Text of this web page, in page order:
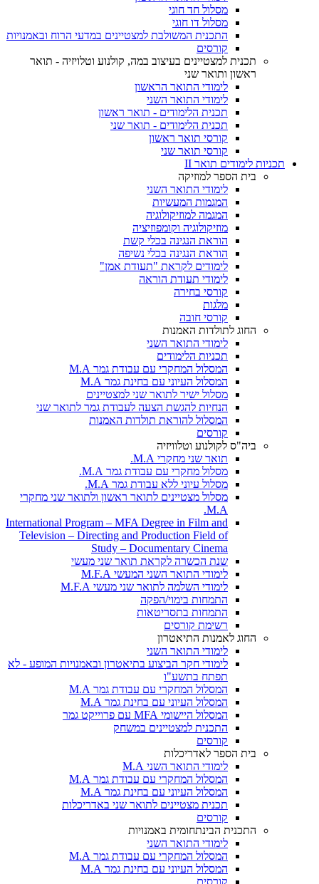
מסלול חד חוגי
מסלול דו חוגי
התכנית המשולבת למצטיינים במדעי הרוח ובאמנויות
קורסים
תכנית למצטיינים בעיצוב במה, קולנוע וטלויזיה - תואר
ראשון ותואר שני
לימודי התואר הראשון
לימודי התואר השני
תכנית הלימודים - תואר ראשון
תכנית הלימודים - תואר שני
קורסי תואר ראשון
קורסי תואר שני
תכניות לימודים תואר II
בית הספר למוזיקה
לימודי התואר השני
המגמות המעשיות
המגמה למוזיקולוגיה
מוזיקולוגיה וקומפוזיציה
הוראת הנגינה בכלי קשת
הוראת הנגינה בכלי נשיפה
לימודים לקראת "תעודת אמן"
לימודי תעודת הוראה
קורסי בחירה
מלגות
קורסי חובה
החוג לתולדות האמנות
לימודי התואר השני
תכניות הלימודים
המסלול המחקרי עם עבודת גמר M.A
המסלול העיוני עם בחינת גמר M.A
מסלול ישיר לתואר שני למצטיינים
הנחיות להגשת הצעה לעבודת גמר לתואר שני
המסלול להוראת תולדות האמנות
קורסים
ביה"ס לקולנוע וטלוויזיה
תואר שני מחקרי M.A.
מסלול מחקרי עם עבודת גמר M.A.
מסלול עיוני ללא עבודת גמר M.A.
מסלול מצטיינים לתואר ראשון ולתואר שני מחקרי
M.A.
International Program – MFA Degree in Film and
Television – Directing and Production Field of
Study – Documentary Cinema
שנת הכשרה לקראת תואר שני מעשי
לימודי התואר השני המעשי M.F.A
לימודי השלמה לתואר שני מעשי M.F.A
התמחות בימוי/הפקה
התמחות בתסריטאות
רשימת קורסים
החוג לאמנות התיאטרון
לימודי התואר השני
לימודי חקר הביצוע בתיאטרון ובאמנויות המופע - לא
תפתח בתשע"ו
המסלול המחקרי עם עבודת גמר M.A
המסלול העיוני עם בחינת גמר M.A
המסלול היישומי MFA עם פרוייקט גמר
התכנית למצטיינים במשחק
קורסים
בית הספר לאדריכלות
לימודי התואר השני M.A
המסלול המחקרי עם עבודת גמר M.A
המסלול העיוני עם בחינת גמר M.A
תכנית מצטיינים לתואר שני באדריכלות
קורסים
התכנית הבינתחומית באמנויות
לימודי התואר השני
המסלול המחקרי עם עבודת גמר M.A
המסלול העיוני עם בחינת גמר M.A
קורסים